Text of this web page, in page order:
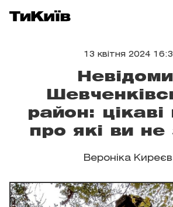
13 квітня 2024
район: цікаві
про які ви не
Вероніка